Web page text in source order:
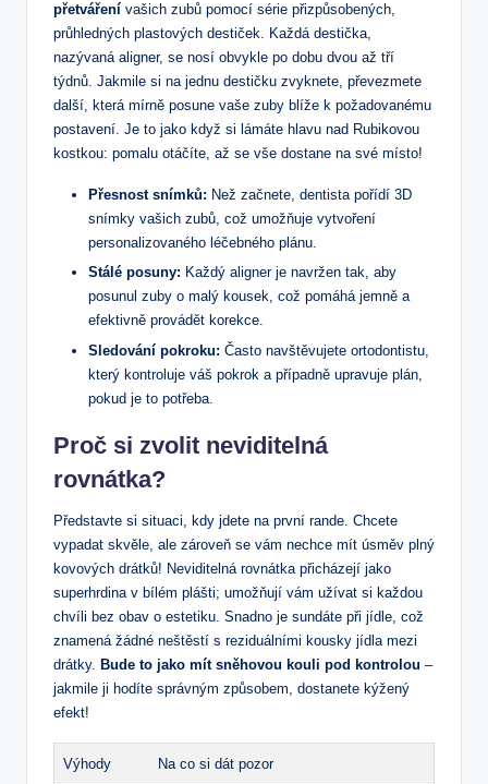
přetváření vašich zubů pomocí série přizpůsobených,
průhledných plastových destiček. Každá destička,
nazývaná aligner, se nosí obvykle po dobu dvou až tří
týdnů. Jakmile si na jednu destičku zvyknete, převezmete
další, která mírně posune vaše zuby blíže k požadovanému
postavení. Je to jako když si lámáte hlavu nad Rubikovou
kostkou: pomalu otáčíte, až se vše dostane na své místo!
Přesnost snímků: Než začnete, dentista pořídí 3D
snímky vašich zubů, což umožňuje vytvoření
personalizovaného léčebného plánu.
Stálé posuny: Každý aligner je navržen tak, aby
posunul zuby o malý kousek, což pomáhá jemně a
efektivně provádět korekce.
Sledování pokroku: Často navštěvujete ortodontistu,
který kontroluje váš pokrok a případně upravuje plán,
pokud je to potřeba.
Proč si zvolit neviditelná
rovnátka?
Představte si situaci, kdy jdete na první rande. Chcete
vypadat skvěle, ale zároveň se vám nechce mít úsměv plný
kovových drátků! Neviditelná rovnátka přicházejí jako
superhrdina v bílém plášti; umožňují vám užívat si každou
chvíli bez obav o estetiku. Snadno je sundáte při jídle, což
znamená žádné neštěstí s reziduálními kousky jídla mezi
drátky. Bude to jako mít sněhovou kouli pod kontrolou –
jakmile ji hodíte správným způsobem, dostanete kýžený
efekt!
Výhody Na co si dát pozor